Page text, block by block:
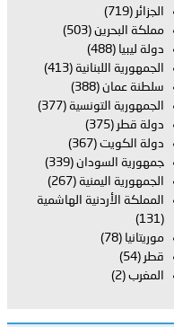
النائب الأول لرئيس مجلس الوزراء
في مدينة نـجران
الجزائر (719)
مملكة البحرين (503)
دولة ليبيا (488)
الجمهورية اللبنانية (413)
سلطنة عمان (388)
الجمهورية التونسية (377)
دولة قطر (375)
دولة الكويت (367)
جمهورية السودان (339)
الجمهورية اليمنية (267)
المملكة الأردنية الهاشمية
(131)
موريتانيا (78)
قطر (54)
المغرب (2)